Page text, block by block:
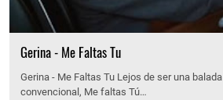
Gerina - Me Faltas Tu
Gerina - Me Faltas Tu Lejos de ser una
convencional, Me faltas Tú…